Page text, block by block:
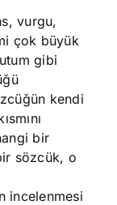
vurgu,
çok büyük
gibi
kendi
bir
sözcük, o
incelenmesi